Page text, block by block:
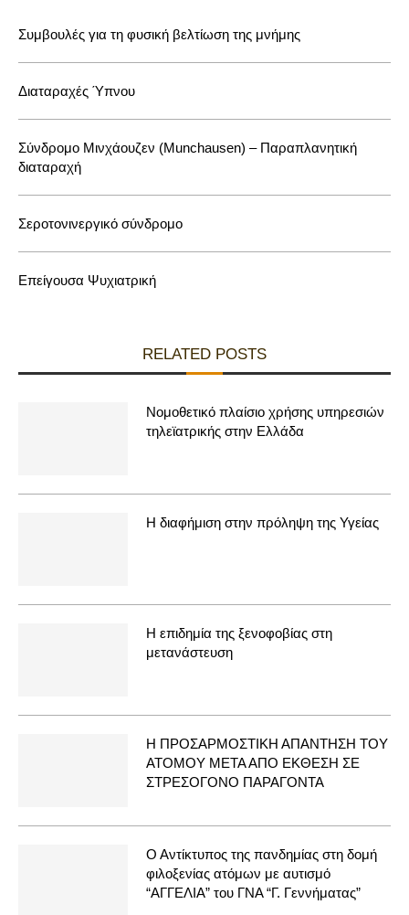
Συμβουλές για τη φυσική βελτίωση της μνήμης
Διαταραχές Ύπνου
Σύνδρομο Μινχάουζεν (Munchausen) – Παραπλανητική
διαταραχή
Σεροτονινεργικό σύνδρομο
Επείγουσα Ψυχιατρική
RELATED POSTS
Νομοθετικό πλαίσιο χρήσης υπηρεσιών
τηλεϊατρικής στην Ελλάδα
Η διαφήμιση στην πρόληψη της Υγείας
Η επιδημία της ξενοφοβίας στη
μετανάστευση
Η ΠΡΟΣΑΡΜΟΣΤΙΚΗ ΑΠΑΝΤΗΣΗ ΤΟΥ
ΑΤΟΜΟΥ ΜΕΤΑ ΑΠΟ ΕΚΘΕΣΗ ΣΕ
ΣΤΡΕΣΟΓΟΝΟ ΠΑΡΑΓΟΝΤΑ
Ο Αντίκτυπος της πανδημίας στη δομή
φιλοξενίας ατόμων με αυτισμό
“ΑΓΓΕΛΙΑ” του ΓΝΑ “Γ. Γεννήματας”